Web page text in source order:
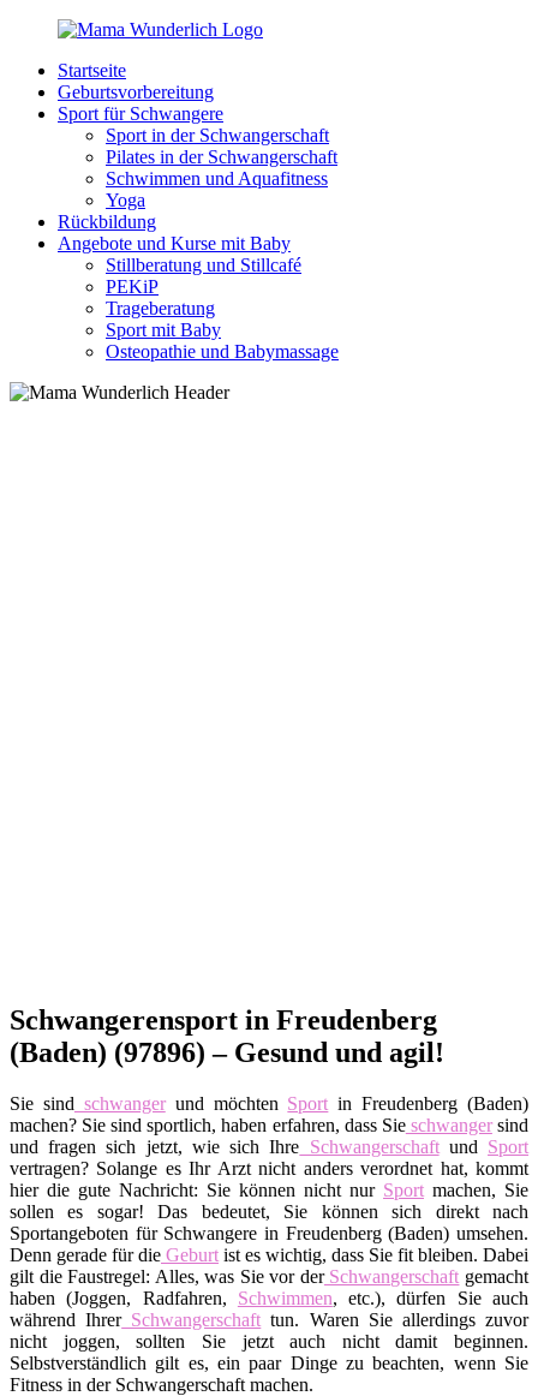
Zurück
Inhalt
MamaWunderlich.de
Mutti
sein
wunderbar!
Startseite
Geburtsvorbereitung
Sport für Schwangere
Sport in der Schwangerschaft
Pilates in der Schwangerschaft
Schwimmen und Aquafitness
Yoga
Rückbildung
Angebote und Kurse mit Baby
Stillberatung und Stillcafé
PEKiP
Trageberatung
Sport mit Baby
Osteopathie und Babymassage
Schwangerensport in Freudenberg
(Baden) (97896) – Gesund und agil!
Sie sind schwangerund möchten Sport in Freudenberg (Baden)
machen? Sie sind sportlich, haben erfahren, dass Sieschwangersind
und fragen sich jetzt, wie sich Ihre Schwangerschaftund Sport
vertragen? Solange es Ihr Arzt nicht anders verordnet hat, kommt
hier die gute Nachricht: Sie können nicht nur Sport machen, Sie
sollen es sogar! Das bedeutet, Sie können sich direkt nach
Sportangeboten für Schwangere in Freudenberg (Baden) umsehen.
Denn gerade für die Geburt ist es wichtig, dass Sie fit bleiben. Dabei
gilt die Faustregel: Alles, was Sie vor derSchwangerschaft gemacht
haben (Joggen, Radfahren, Schwimmen, etc.), dürfen Sie auch
während IhrerSchwangerschaft tun. Waren Sie allerdings zuvor
nicht joggen, sollten Sie jetzt auch nicht damit beginnen.
Selbstverständlich gilt es, ein paar Dinge zu beachten, wenn Sie
Fitness in der Schwangerschaft machen.